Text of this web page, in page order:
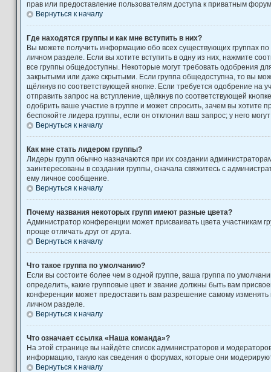
прав или предоставление пользователям доступа к приватным
Вернуться к началу
Где находятся группы и как мне вступить в них?
Вы можете получить информацию обо всех существующих группах
личном разделе. Если вы хотите вступить в одну из них, нажмите
все группы общедоступны. Некоторые могут требовать одобрения
закрытыми или даже скрытыми. Если группа общедоступна, то вы
щёлкнув по соответствующей кнопке. Если требуется одобрение на
отправить запрос на вступление, щёлкнув по соответствующей
одобрить ваше участие в группе и может спросить, зачем вы хотите
беспокойте лидера группы, если он отклонил ваш запрос; у него
Вернуться к началу
Как мне стать лидером группы?
Лидеры групп обычно назначаются при их создании
заинтересованы в создании группы, сначала свяжитесь с
ему личное сообщение.
Вернуться к началу
Почему названия некоторых групп имеют разные цвета?
Администратор конференции может присваивать цвета участникам
проще отличать друг от друга.
Вернуться к началу
Что такое группа по умолчанию?
Если вы состоите более чем в одной группе, ваша группа по
определить, какие групповые цвет и звание должны быть вам
конференции может предоставить вам разрешение самому изменять
личном разделе.
Вернуться к началу
Что означает ссылка «Наша команда»?
На этой странице вы найдёте список администраторов и
информацию, такую как сведения о форумах, которые они
Вернуться к началу